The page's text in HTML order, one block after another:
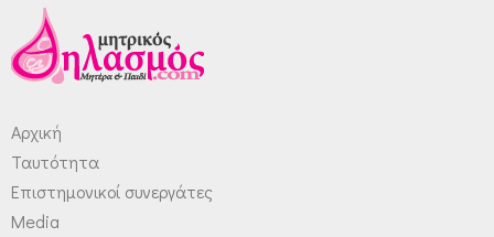
Αρχική
Ταυτότητα
Επιστημονικοί συνεργάτες
Media